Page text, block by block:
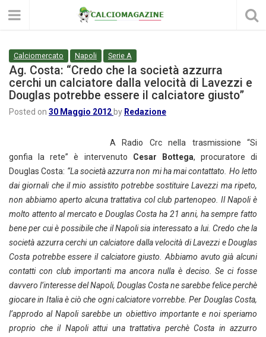
Calciomercato Napoli Serie A
Ag. Costa: “Credo che la società azzurra
cerchi un calciatore dalla velocità di Lavezzi e
Douglas potrebbe essere il calciatore giusto”
Posted on 30 Maggio 2012 by Redazione
A Radio Crc nella trasmissione “Si
gonfia la rete” è intervenuto Cesar Bottega, procuratore di
Douglas Costa: “La società azzurra non mi ha mai contattato. Ho letto
dai giornali che il mio assistito potrebbe sostituire Lavezzi ma ripeto,
non abbiamo aperto alcuna trattativa col club partenopeo. Il Napoli è
molto attento al mercato e Douglas Costa ha 21 anni, ha sempre fatto
bene per cui è possibile che il Napoli sia interessato a lui. Credo che la
società azzurra cerchi un calciatore dalla velocità di Lavezzi e Douglas
Costa potrebbe essere il calciatore giusto. Abbiamo avuto già alcuni
contatti con club importanti ma ancora nulla è deciso. Se ci fosse
davvero l’interesse del Napoli, Douglas Costa ne sarebbe felice perchè
giocare in Italia è ciò che ogni calciatore vorrebbe. Per Douglas Costa,
l’approdo al Napoli sarebbe un obiettivo importante e noi speriamo
proprio che il Napoli attui una trattativa perchè Costa in azzurro